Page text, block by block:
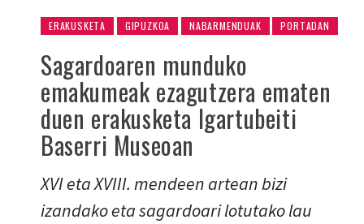
ERAKUSKETA GIPUZKOA NABARMENDUAK PORTADAN
Sagardoaren munduko
emakumeak ezagutzera ematen
duen erakusketa Igartubeiti
Baserri Museoan
XVI eta XVIII. mendeen artean bizi
izandako eta sagardoari lotutako lau